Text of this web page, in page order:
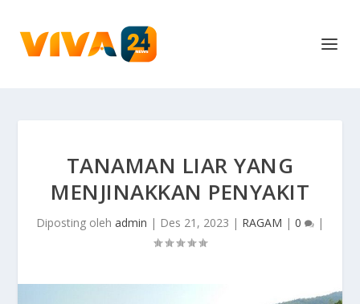
TANAMAN LIAR YANG
MENJINAKKAN PENYAKIT
Diposting oleh admin | Des 21, 2023 | RAGAM | 0 |